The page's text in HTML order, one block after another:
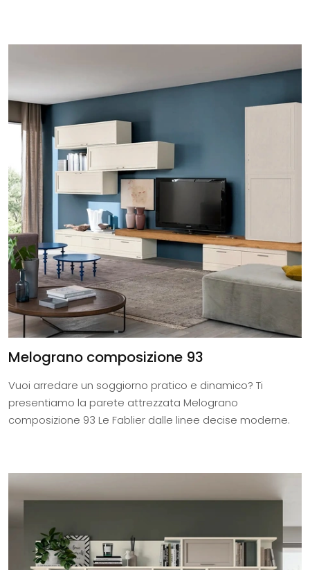
Melograno composizione 93
Vuoi arredare un soggiorno pratico e dinamico? Ti
presentiamo la parete attrezzata Melograno
composizione 93 Le Fablier dalle linee decise moderne.